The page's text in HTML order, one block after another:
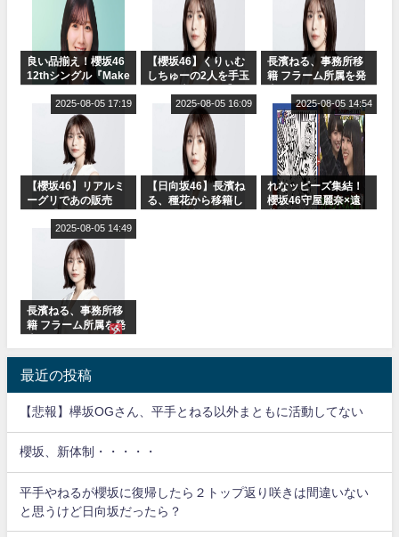
良い品揃え！櫻坂46
12thシングル『Make
ャルグッズ絶賛販売
【櫻坂46】くりぃむ
しちゅーの2人を手玉
りぃむナンタラ】
長濱ねる、事務所移
籍 フラーム所属を発
【櫻坂46】リアルミ
ーグリであの販売
Break』オフィシャ
ルグッズ解禁
2025-08-05 17:19
【日向坂46】長濱ね
る、種花から移籍し
2025-08-05 16:09
れなッピーズ集結！
櫻坂46守屋麗奈×遠
2025-08-05 14:54
長濱ねる、事務所移
籍 フラーム所属を発
2025-08-05 14:49
最近の投稿
【悲報】欅坂OGさん、平手とねる以外まともに活動してない
櫻坂、新体制・・・・・
平手やねるが櫻坂に復帰したら２トップ返り咲きは間違いない
と思うけど日向坂だったら？